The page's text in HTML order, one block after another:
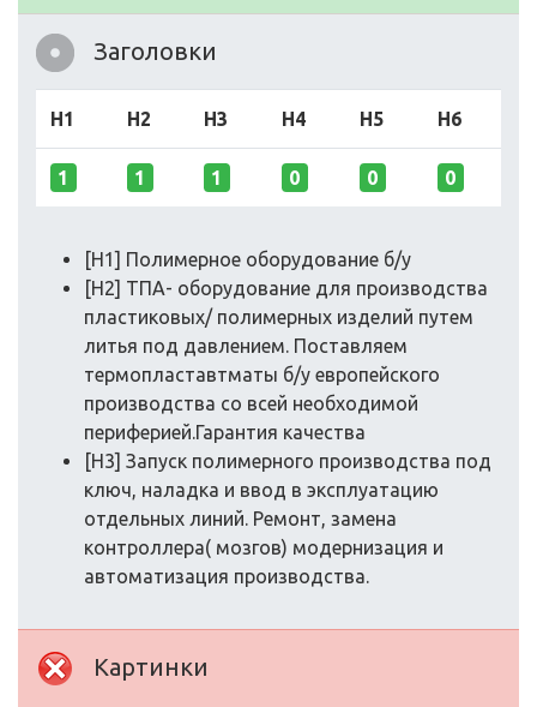
Заголовки
H1 H2 H3 H4 H5 H6
1 1 1 0 0 0
[H1] Полимерное оборудование б/у
[H2] ТПА- оборудование для производства
пластиковых/ полимерных изделий путем
литья под давлением. Поставляем
термопластавтматы б/у европейского
производства со всей необходимой
периферией.Гарантия качества
[H3] Запуск полимерного производства под
ключ, наладка и ввод в эксплуатацию
отдельных линий. Ремонт, замена
контроллера( мозгов) модернизация и
автоматизация производства.
Картинки